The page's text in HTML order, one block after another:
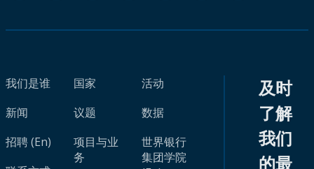
我们是谁
新闻
招聘 (En)
国家
议题
项目与业
务
活动
数据
世界银行
集团学院
及时
了解
我们
的最